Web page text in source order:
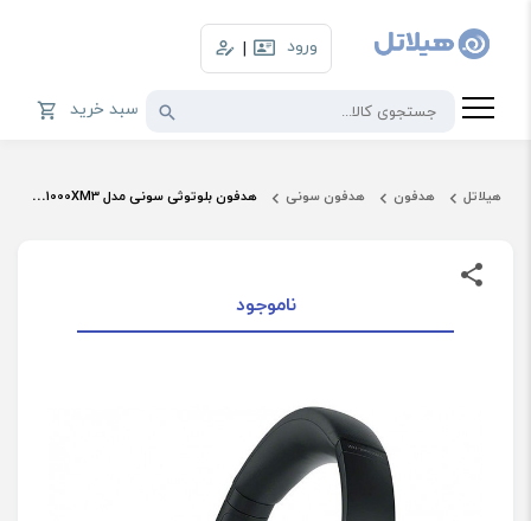
ورود |
سبد خرید
هیلاتل هدفون هدفون سونی هدفون بلوتوثی سونی مدل WH-1000XM3
ناموجود